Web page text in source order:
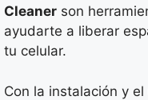
Cleaner son
ayudarte a liberar
tu celular.
Con la instalación y